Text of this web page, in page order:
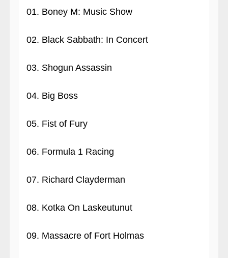
01. Boney M: Music Show
02. Black Sabbath: In Concert
03. Shogun Assassin
04. Big Boss
05. Fist of Fury
06. Formula 1 Racing
07. Richard Clayderman
08. Kotka On Laskeutunut
09. Massacre of Fort Holmas